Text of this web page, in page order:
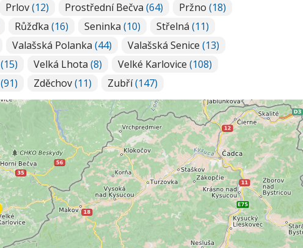
Prlov(12) Prostřední Bečva (64) Pržno (18)
Růžďka (16) Seninka (10) Střelná (11)
Valašská Polanka (44) Valašská Senice (13)
(15) Velká Lhota (8) Velké Karlovice (108)
(91) Zděchov(11) Zubří(147)